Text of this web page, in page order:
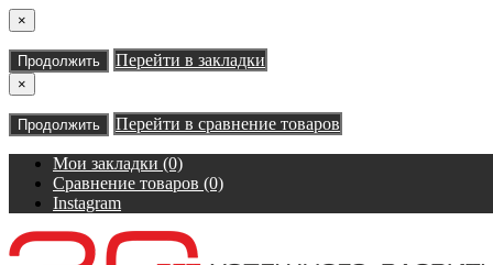
×
Продолжить Перейти в закладки
×
Продолжить Перейти в сравнение товаров
Мои закладки (0)
Сравнение товаров (0)
Instagram